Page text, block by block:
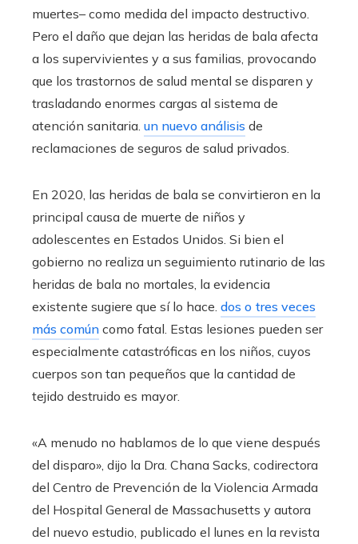
muertes– como medida del impacto destructivo.
Pero el daño que dejan las heridas de bala afecta
a los supervivientes y a sus familias, provocando
que los trastornos de salud mental se disparen y
trasladando enormes cargas al sistema de
atención sanitaria. un nuevo análisis de
reclamaciones de seguros de salud privados.
En 2020, las heridas de bala se convirtieron en la
principal causa de muerte de niños y
adolescentes en Estados Unidos. Si bien el
gobierno no realiza un seguimiento rutinario de las
heridas de bala no mortales, la evidencia
existente sugiere que sí lo hace. dos o tres veces
más común como fatal. Estas lesiones pueden ser
especialmente catastróficas en los niños, cuyos
cuerpos son tan pequeños que la cantidad de
tejido destruido es mayor.
«A menudo no hablamos de lo que viene después
del disparo», dijo la Dra. Chana Sacks, codirectora
del Centro de Prevención de la Violencia Armada
del Hospital General de Massachusetts y autora
del nuevo estudio, publicado el lunes en la revista